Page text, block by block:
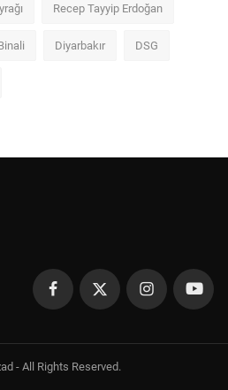
Recep Tayyip Erdoğan
Diyarbakır DSG
- All Rights Reserved.